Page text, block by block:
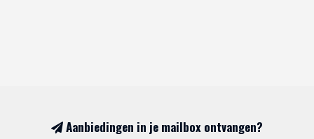
Aanbiedingen in je mailbox ontvangen?